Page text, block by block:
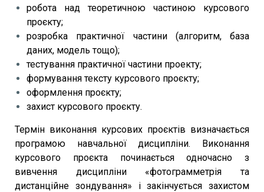
робота над теоретичною частиною курсового
проєкту;
розробка практичної частини (алгоритм, база
даних, модель тощо);
тестування практичної частини проекту;
формування тексту курсового проєкту;
оформлення проєкту;
захист курсового проєкту.
Термін виконання курсових проєктів визначається
програмою навчальної дисципліни. Виконання
курсового проєкта починається одночасно з
вивчення дисципліни «фотограмметрія та
дистанційне зондування» і закінчується захистом